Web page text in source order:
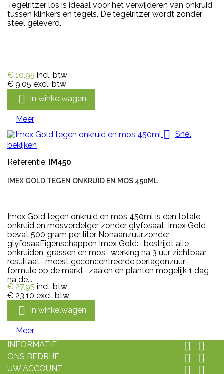
Tegelritzer los is ideaal voor het verwijderen van onkruid
tussen klinkers en tegels. De tegelritzer wordt zonder
steel geleverd.
€ 10,95 incl. btw
€ 9,05 excl. btw
 In winkelwagen
Meer
 Snel
bekijken
Referentie: IM450
IMEX GOLD TEGEN ONKRUID EN MOS 450ML
Imex Gold tegen onkruid en mos 450ml is een totale
onkruid en mosverdelger zonder glyfosaat. Imex Gold
bevat 500 gram per liter Nonaanzuur.zonder
glyfosaaEigenschappen Imex Gold:- bestrijdt alle
onkruiden, grassen en mos- werking na 3 uur zichtbaar
resultaat- meest geconcentreerde perlagonzuur-
formule op de markt- zaaien en planten mogelijk 1 dag
na de...
€ 27,95 incl. btw
€ 23,10 excl. btw
 In winkelwagen
Meer
INFORMATIE
 
ONS BEDRIJF  
UW ACCOUNT  